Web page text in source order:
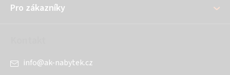
Pro zákazníky
info@ak-nabytek.cz